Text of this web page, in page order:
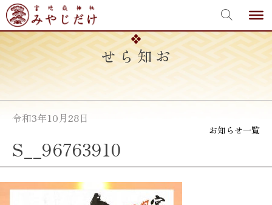
Skip
to
content
お知らせ
令和3年10月28日
お知らせ一覧
S__96763910